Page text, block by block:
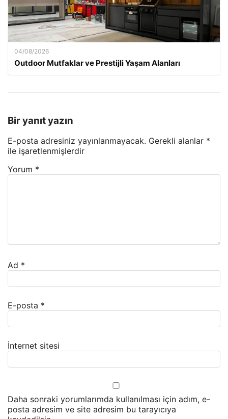
04/08/2026
Outdoor Mutfaklar ve Prestijli Yaşam Alanları
Bir yanıt yazın
E-posta adresiniz yayınlanmayacak. Gerekli alanlar *
ile işaretlenmişlerdir
Yorum *
Ad *
E-posta *
İnternet sitesi
Daha sonraki yorumlarımda kullanılması için adım, e-
posta adresim ve site adresim bu tarayıcıya